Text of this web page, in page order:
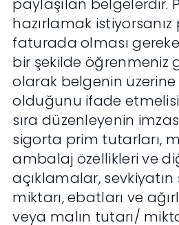
paylaşılan belgelerdir.
hazırlamak
faturada olması
bir şekilde öğrenmeniz
olarak belgenin
olduğunu ifade
sıra düzenleyenin
sigorta prim tutarları,
ambalaj özellikleri ve
açıklamalar, sevkiyatın
miktarı, ebatları ve
veya malın tutarı/